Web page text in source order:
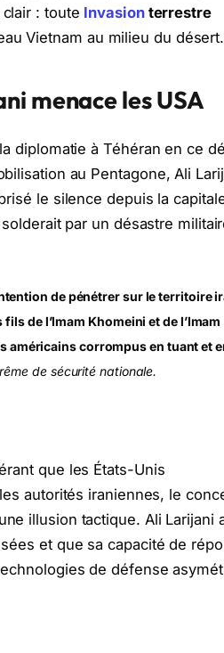
: toute Invasionterrestre
Vietnam au milieu du désert.
menace les USA
diplomatie à Téhéran en ce
au Pentagone, Ali
le silence depuis la
par un désastre
de pénétrer sur le territoire
de l’Imam Khomeini et de l’Imam
américains corrompus en tuant et
de sécurité nationale.
que les États-Unis
autorités iraniennes, le
illusion tactique. Ali Larijani
et que sa capacité de
de défense